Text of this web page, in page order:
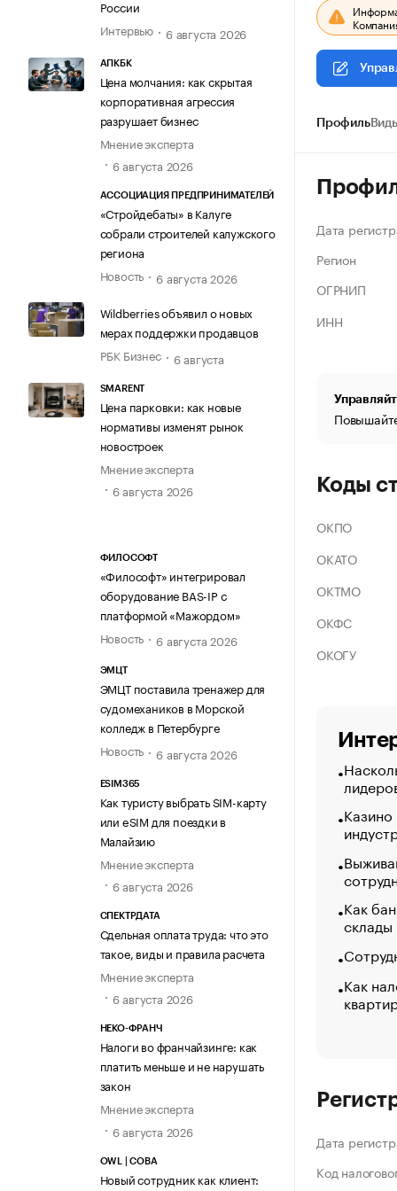
России
Интервью
6 августа 2026
АПКБК
Цена молчания: как скрытая
корпоративная агрессия
разрушает бизнес
Мнение эксперта
6 августа 2026
АССОЦИАЦИЯ ПРЕДПРИНИМАТЕЛЕЙ
«Стройдебаты» в Калуге
собрали строителей калужского
региона
Новость
6 августа 2026
Wildberries объявил о новых
мерах поддержки продавцов
РБК Бизнес
6 августа
SMARENT
Цена парковки: как новые
нормативы изменят рынок
новостроек
Мнение эксперта
6 августа 2026
ФИЛОСОФТ
«Философт» интегрировал
оборудование BAS-IP с
платформой «Мажордом»
Новость
6 августа 2026
ЭМЦТ
ЭМЦТ поставила тренажер для
судомехаников в Морской
колледж в Петербурге
Новость
6 августа 2026
ESIM365
Как туристу выбрать SIM-карту
или eSIM для поездки в
Малайзию
Мнение эксперта
6 августа 2026
СПЕКТРДАТА
Сдельная оплата труда: что это
такое, виды и правила расчета
Мнение эксперта
6 августа 2026
НЕКО-ФРАНЧ
Налоги во франчайзинге: как
платить меньше и не нарушать
закон
Мнение эксперта
6 августа 2026
OWL | СОВА
Новый сотрудник как клиент:
Профиль
Дата
Регион
ОГРНИП
ИНН
Коды
ОКПО
ОКАТО
ОКТМО
ОКФС
ОКОГУ
Как
склады
Как
Дата
Код